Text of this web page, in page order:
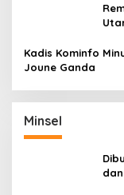
Kadis Kominfo
Joune Ganda
Minsel